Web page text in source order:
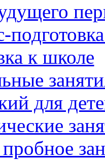
к школе
для